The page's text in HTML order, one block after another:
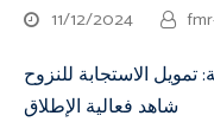
11/12/2024
تمويل الاستجابة للنزوح
شاهد فعالية الإطلاق